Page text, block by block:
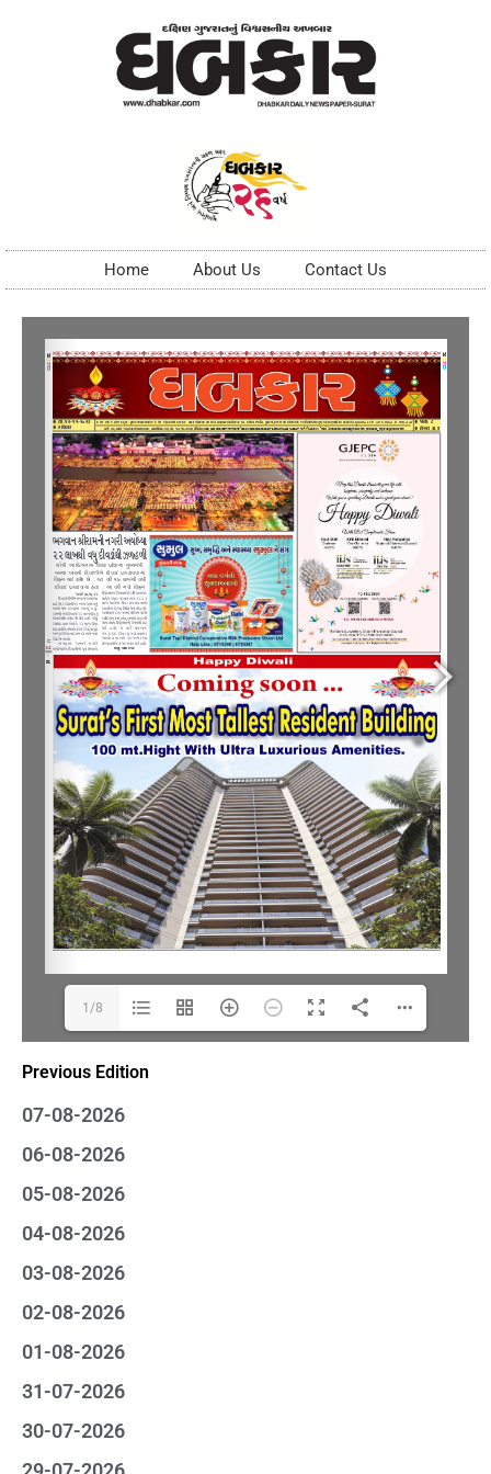
Home About Us Contact Us
Previous Edition
07-08-2026
06-08-2026
05-08-2026
04-08-2026
03-08-2026
02-08-2026
01-08-2026
31-07-2026
30-07-2026
1/8